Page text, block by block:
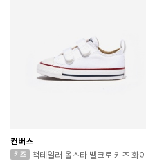
컨버스
척테일러 올스타 벨크로 키즈 화이